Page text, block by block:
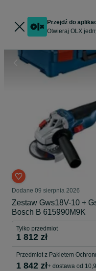
Przejdź do
Otwieraj OLX
Dodane 09 sierpnia 2026
Zestaw Gws18V-10 +
Bosch B 615990M9K
Tylko przedmiot
1 812 zł
Przedmiot z Pakietem
1 842 zł+ dostawa od